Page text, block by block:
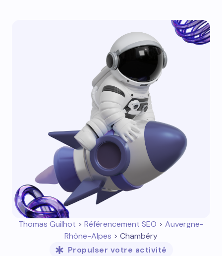
Thomas Guilhot > Référencement SEO > Auvergne-
Rhône-Alpes > Chambéry
Propulser votre activité